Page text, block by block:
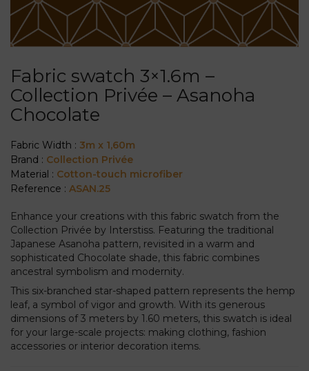
Fabric swatch 3×1.6m –
Collection Privée – Asanoha
Chocolate
Fabric Width : 3m x 1,60m
Brand : Collection Privée
Material : Cotton-touch microfiber
Reference : ASAN.25
Enhance your creations with this fabric swatch from the
Collection Privée by Interstiss. Featuring the traditional
Japanese Asanoha pattern, revisited in a warm and
sophisticated Chocolate shade, this fabric combines
ancestral symbolism and modernity.
This six-branched star-shaped pattern represents the hemp
leaf, a symbol of vigor and growth. With its generous
dimensions of 3 meters by 1.60 meters, this swatch is ideal
for your large-scale projects: making clothing, fashion
accessories or interior decoration items.